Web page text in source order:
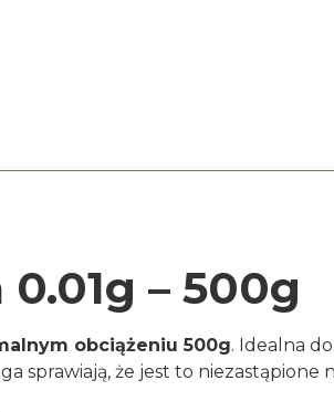
– 500g
obciążeniu 500g. Idealna
że jest to niezastąpione